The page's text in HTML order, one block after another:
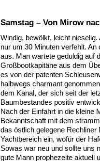
Samstag – Von Mirow
Windig, bewölkt, leicht
nur um 30 Minuten verfehlt.
aus. Man wartete geduldig auf
Großbootkapitäne aus dem
es von der patenten
halbwegs charmant
dem Kanal, der sich seit der
Baumbestandes positiv
Nach der Einfahrt in die kleine
Bekanntschaft mit dem
das östlich gelegene
Yachtbereich ein, wofür der
Sowas war neu und sollte uns
gute Mann prophezeite aktuell